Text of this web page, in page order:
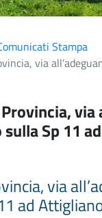
Stampa
via
Sp 11
via
ad